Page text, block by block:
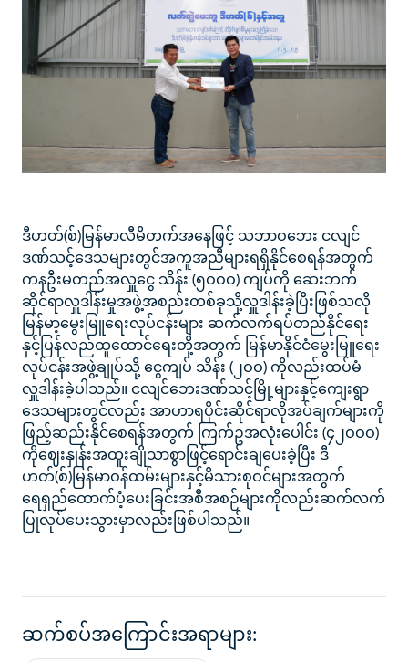
ဒီဟတ်(စ်)မြန်မာလီမိတက်အနေဖြင့် သဘာဝဘေး ငလျင်
ဒဏ်သင့်ဒေသများတွင်အကူအညီများရရှိနိုင်စေရန်အတွက်
ကနဦးမတည်အလှူငွေ သိန်း (၅ဝဝဝ) ကျပ်ကို ဆေးဘက်
ဆိုင်ရာလှူဒါန်းမှုအဖွဲ့အစည်းတစ်ခုသို့လှူဒါန်းခဲ့ပြီးဖြစ်သလို
မြန်မာ့မွေးမြူရေးလုပ်ငန်းများ ဆက်လက်ရပ်တည်နိုင်ရေး
နှင့်ပြန်လည်ထူထောင်ရေးတို့အတွက် မြန်မာနိုင်ငံမွေးမြူရေး
လုပ်ငန်းအဖွဲ့ချုပ်သို့ ငွေကျပ် သိန်း (၂ဝဝ) ကိုလည်းထပ်မံ
လှူဒါန်းခဲ့ပါသည်။ ငလျင်ဘေးဒဏ်သင့်မြို့များနှင့်ကျေးရွာ
ဒေသများတွင်လည်း အာဟာရပိုင်းဆိုင်ရာလိုအပ်ချက်များကို
ဖြည့်ဆည်းနိုင်စေရန်အတွက် ကြက်ဥအလုံးပေါင်း (၄၂ဝဝဝ)
ကိုဈေးနှုန်းအထူးချိုသာစွာဖြင့်ရောင်းချပေးခဲ့ပြီး ဒီ
ဟတ်(စ်)မြန်မာဝန်ထမ်းများနှင့်မိသားစုဝင်များအတွက်
ရေရှည်ထောက်ပံ့ပေးခြင်းအစီအစဉ်များကိုလည်းဆက်လက်
ပြုလုပ်ပေးသွားမှာလည်းဖြစ်ပါသည်။
ဆက်စပ်အကြောင်းအရာများ: